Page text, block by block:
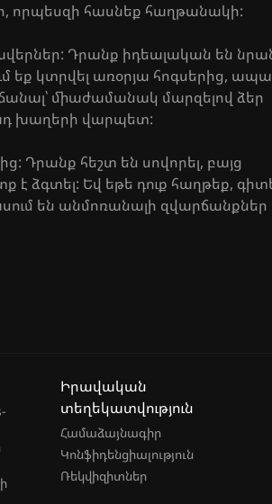
որպեսզի հասնեք հաղթանակի:
Դրանք իդեալական են
եք կտրվել առօրյա հոգսերից, ապա
միաժամանակ մարզելով ձեր
խաղերի վարպետ:
Դրանք հեշտ են սովորել, բայց
է ձգտել: Եվ եթե դուք հաղթեք,
են անմոռանալի զվարճանքներ
Իրավական
տեղեկատվություն
Համաձայնագիր
Կոնֆիդենցիալություն
Ռեկվիզիտներ